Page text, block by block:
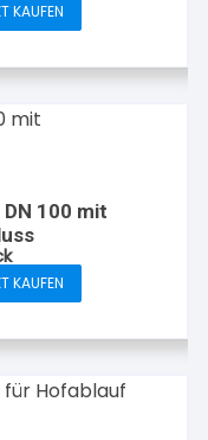
können
der
gewählt
KAUFEN
100 mit
KAUFEN